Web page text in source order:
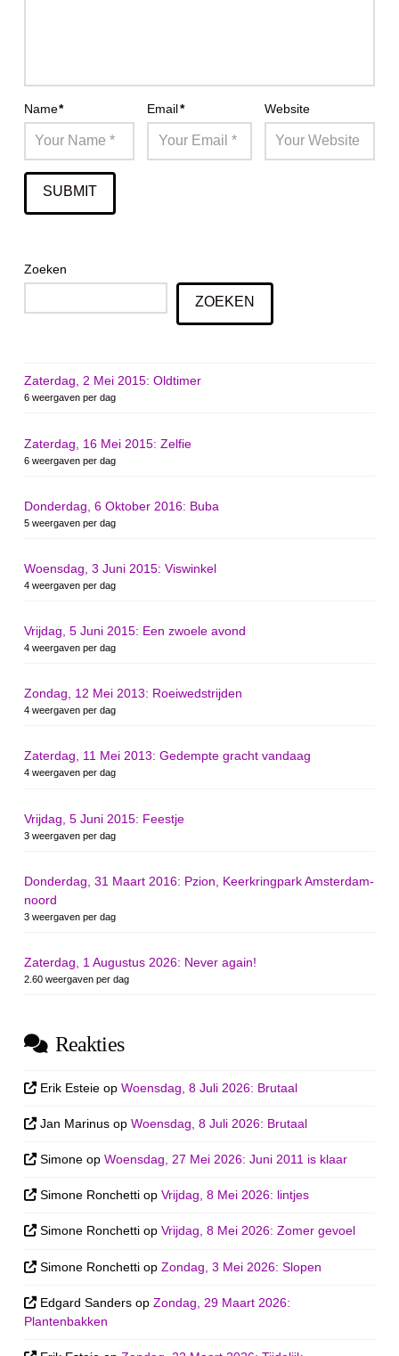
Name* Email* Website
Zoeken
ZOEKEN
Zaterdag, 2 Mei 2015: Oldtimer
6 weergaven per dag
Zaterdag, 16 Mei 2015: Zelfie
6 weergaven per dag
Donderdag, 6 Oktober 2016: Buba
5 weergaven per dag
Woensdag, 3 Juni 2015: Viswinkel
4 weergaven per dag
Vrijdag, 5 Juni 2015: Een zwoele avond
4 weergaven per dag
Zondag, 12 Mei 2013: Roeiwedstrijden
4 weergaven per dag
Zaterdag, 11 Mei 2013: Gedempte gracht vandaag
4 weergaven per dag
Vrijdag, 5 Juni 2015: Feestje
3 weergaven per dag
Donderdag, 31 Maart 2016: Pzion, Keerkringpark Amsterdam-
noord
3 weergaven per dag
Zaterdag, 1 Augustus 2026: Never again!
2.60 weergaven per dag
Reakties
Erik Esteie opWoensdag, 8 Juli 2026: Brutaal
Jan Marinus opWoensdag, 8 Juli 2026: Brutaal
Simone opWoensdag, 27 Mei 2026: Juni 2011 is klaar
Simone Ronchetti opVrijdag, 8 Mei 2026: lintjes
Simone Ronchetti opVrijdag, 8 Mei 2026: Zomer gevoel
Simone Ronchetti opZondag, 3 Mei 2026: Slopen
Edgard Sanders opZondag, 29 Maart 2026:
Plantenbakken